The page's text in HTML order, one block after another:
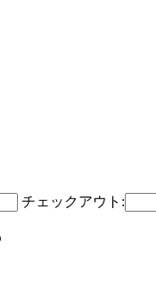
チェックアウト: